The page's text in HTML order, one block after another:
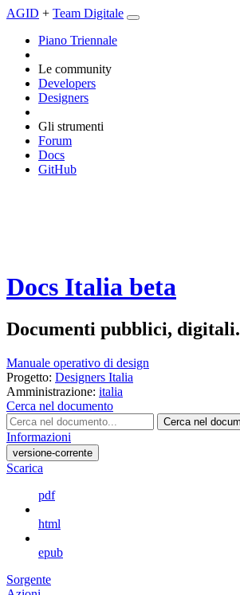
AGID + Team Digitale
Piano Triennale
Le community
Developers
Designers
Gli strumenti
Forum
Docs
GitHub
Docs Italia beta
Documenti pubblici, digitali.
Manuale operativo di design
Progetto: Designers Italia
Amministrazione: italia
Cerca nel documento
Cerca nel
Informazioni
versione-corrente
Scarica
pdf
html
epub
Sorgente